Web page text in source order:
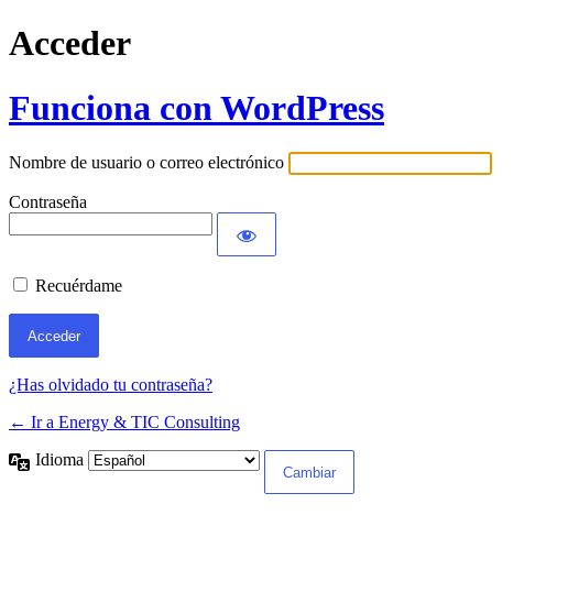
Acceder
Funciona con WordPress
Nombre de usuario o correo electrónico
Contraseña
Recuérdame
¿Has olvidado tu contraseña?
← Ir a Energy & TIC Consulting
Idioma